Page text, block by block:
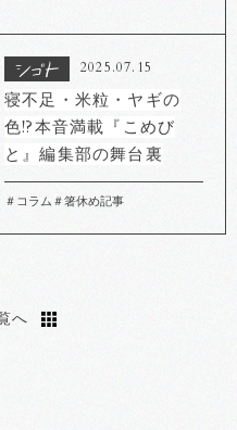
2025.07.15
寝不足・米粒・ヤギの
色!?本音満載『こめび
と』編集部の舞台裏
＃コラム ＃箸休め記事
へ